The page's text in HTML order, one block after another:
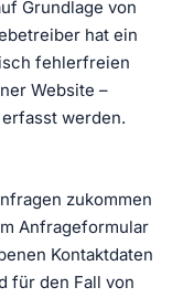
Grundlage von
hat ein
fehlerfreien
Website –
werden.
zukommen
Anfrageformular
Kontaktdaten
für den Fall von